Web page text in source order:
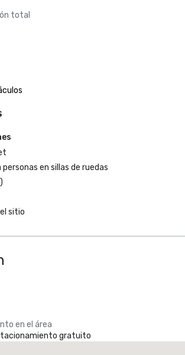
total
en sillas de ruedas
sitio
en el área
gratuito